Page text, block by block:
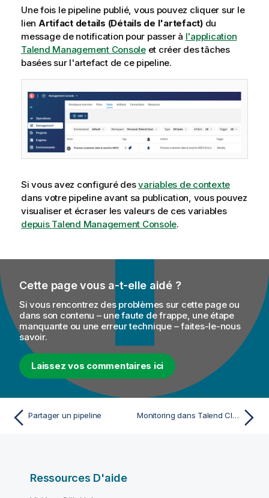
Une fois le pipeline publié, vous pouvez cliquer sur le
lien Artifact details (Détails de l'artefact)du
message de notification pour passer à l'application
Talend Management Consoleet créer des tâches
basées sur l'artefact de ce pipeline.
Si vous avez configuré desvariables de contexte
dans votre pipeline avant sa publication, vous pouvez
visualiser et écraser les valeurs de ces variables
depuis Talend Management Console.
Cette page vous a-t-elle aidé ?
Si vous rencontrez des problèmes sur cette page ou
dans son contenu – une faute de frappe, une étape
manquante ou une erreur technique – faites-le-nous
savoir.
Laissez vos commentaires ici
Partager un pipeline Monitoring dans Talend Cloud Pipeline Designer
Ressources D'aide